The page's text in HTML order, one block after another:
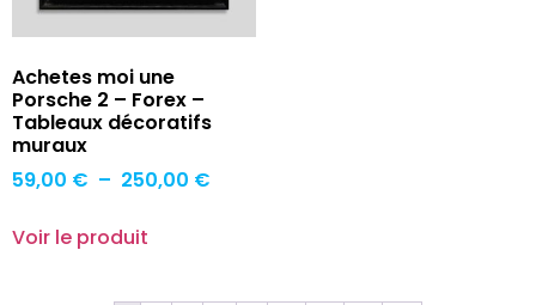
Achetes moi une
Porsche 2 – Forex –
Tableaux décoratifs
muraux
59,00 € – 250,00 €
Voir le produit